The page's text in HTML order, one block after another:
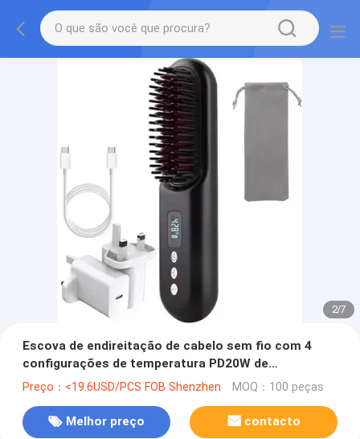
2/7
Escova de endireitação de cabelo sem fio com 4
configurações de temperatura PD20W de
carregamento rápido Design de aquecimento rápido
Preço：<19.6USD/PCS FOB Shenzhen MOQ：100 peças
Melhor preço contacto